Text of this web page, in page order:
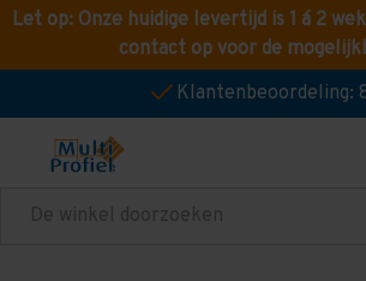
Let op: Onze huidige levertijd is 1 á 2
contact op voor de
Klantenbeoordeling:
Zoeken